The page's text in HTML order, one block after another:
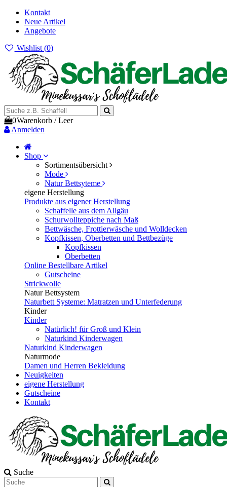
Kontakt
Neue Artikel
Angebote
Wishlist (0)
0Warenkorb /Leer
Anmelden
Shop
Sortimentsübersicht
Mode
Natur Bettsyteme
eigene Herstellung
Produkte aus eigener Herstellung
Schaffelle aus dem Allgäu
Schurwollteppiche nach Maß
Bettwäsche, Frottierwäsche und Wolldecken
Kopfkissen, Oberbetten und Bettbezüge
Kopfkissen
Oberbetten
Online Bestellbare Artikel
Gutscheine
Strickwolle
Natur Bettsystem
Naturbett Systeme: Matratzen und Unterfederung
Kinder
Kinder
Natürlich! für Groß und Klein
Naturkind Kinderwagen
Naturkind Kinderwagen
Naturmode
Damen und Herren Bekleidung
Neuigkeiten
eigene Herstellung
Gutscheine
Kontakt
Suche